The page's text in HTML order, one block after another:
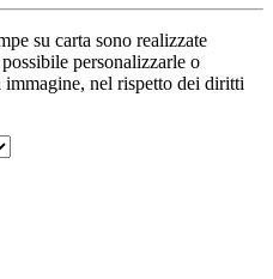
su carta sono realizzate
personalizzarle o
nel rispetto dei diritti